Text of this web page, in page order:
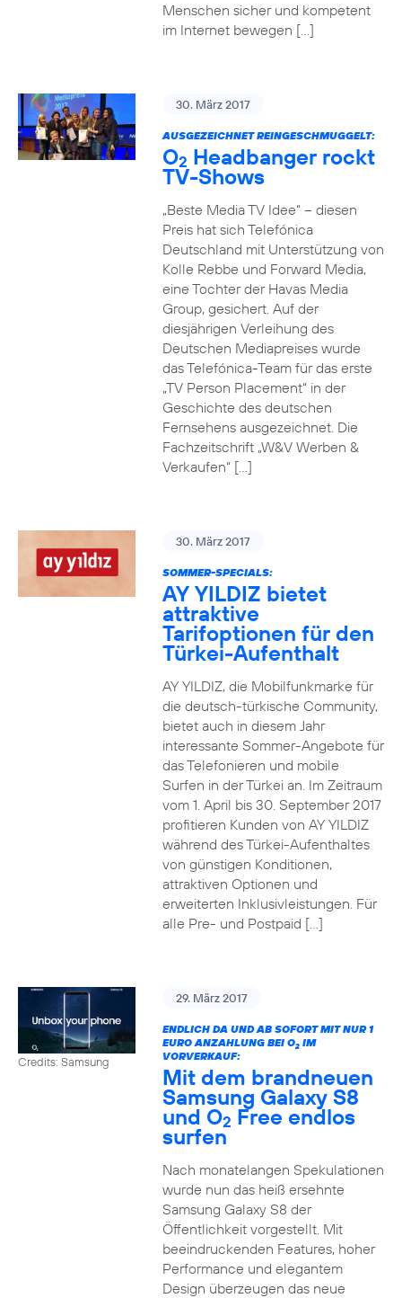
Menschen sicher und kompetent
im Internet bewegen […]
30. März 2017
AUSGEZEICHNET REINGESCHMUGGELT:
O2 Headbanger rockt
TV-Shows
„Beste Media TV Idee“ – diesen
Preis hat sich Telefónica
Deutschland mit Unterstützung von
Kolle Rebbe und Forward Media,
eine Tochter der Havas Media
Group, gesichert. Auf der
diesjährigen Verleihung des
Deutschen Mediapreises wurde
das Telefónica-Team für das erste
„TV Person Placement“ in der
Geschichte des deutschen
Fernsehens ausgezeichnet. Die
Fachzeitschrift „W&V Werben &
Verkaufen“ […]
30. März 2017
SOMMER-SPECIALS:
AY YILDIZ bietet
attraktive
Tarifoptionen für den
Türkei-Aufenthalt
AY YILDIZ, die Mobilfunkmarke für
die deutsch-türkische Community,
bietet auch in diesem Jahr
interessante Sommer-Angebote für
das Telefonieren und mobile
Surfen in der Türkei an. Im Zeitraum
vom 1. April bis 30. September 2017
profitieren Kunden von AY YILDIZ
während des Türkei-Aufenthaltes
von günstigen Konditionen,
attraktiven Optionen und
erweiterten Inklusivleistungen. Für
alle Pre- und Postpaid […]
Credits: Samsung
29. März 2017
ENDLICH DA UND AB SOFORT MIT NUR 1
EURO ANZAHLUNG BEI O2IM
VORVERKAUF:
Mit dem brandneuen
Samsung Galaxy S8
und O2 Free endlos
surfen
Nach monatelangen Spekulationen
wurde nun das heiß ersehnte
Samsung Galaxy S8 der
Öffentlichkeit vorgestellt. Mit
beeindruckenden Features, hoher
Performance und elegantem
Design überzeugen das neue